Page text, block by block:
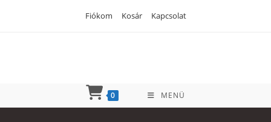
Fiókom Kosár Kapcsolat
0 MENÜ